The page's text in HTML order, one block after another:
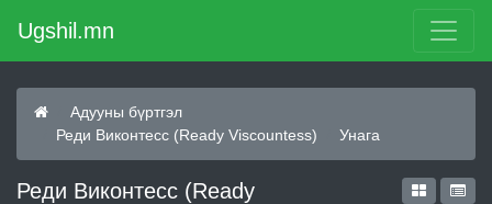
Ugshil.mn
Адууны бүртгэл
Реди Виконтесс (Ready Viscountess)
Унага
Реди Виконтесс (Ready